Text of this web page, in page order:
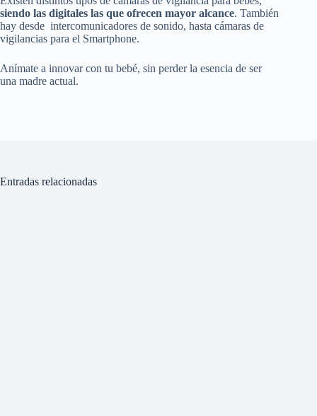
siendo las digitales las que ofrecen mayor alcance. También
hay desde intercomunicadores de sonido, hasta cámaras de
vigilancias para el Smartphone.
Anímate a innovar con tu bebé, sin perder la esencia de ser
una madre actual.
Entradas relacionadas